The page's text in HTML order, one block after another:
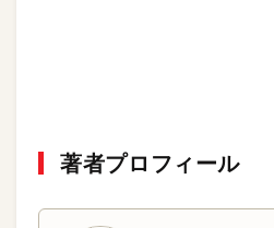
著者プロフィール